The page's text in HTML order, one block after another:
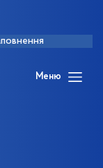
Меню